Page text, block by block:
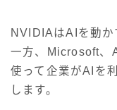
NVIDIAはAIを動か
一方、Microsoft、
使って企業がAIを
します。